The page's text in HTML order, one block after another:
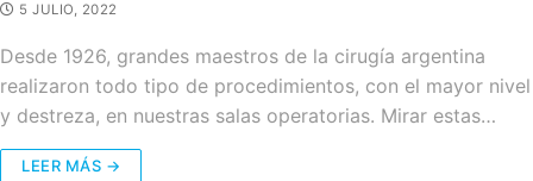
5 JULIO, 2022
Desde 1926, grandes maestros de la cirugía argentina
realizaron todo tipo de procedimientos, con el mayor nivel
y destreza, en nuestras salas operatorias. Mirar estas…
LEER MÁS →